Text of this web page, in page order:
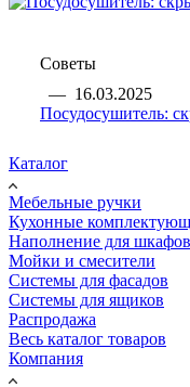
Советы
— 16.03.2025
Посудосушитель:
Каталог
Мебельные ручки
Кухонные
Наполнение для шкафов
Мойки и смесители
Системы для фасадов
Системы для ящиков
Распродажа
Весь каталог товаров
Компания